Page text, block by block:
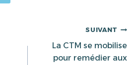
SUIVANT
La CTM se mobilise
pour remédier aux